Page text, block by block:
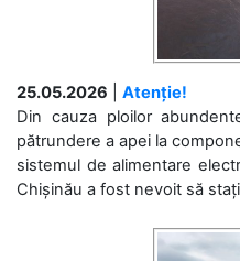
25.05.2026
Atenție!
Din cauza ploilor
pătrundere a apei la
sistemul de alimentare
Chișinău a fost nevoit să